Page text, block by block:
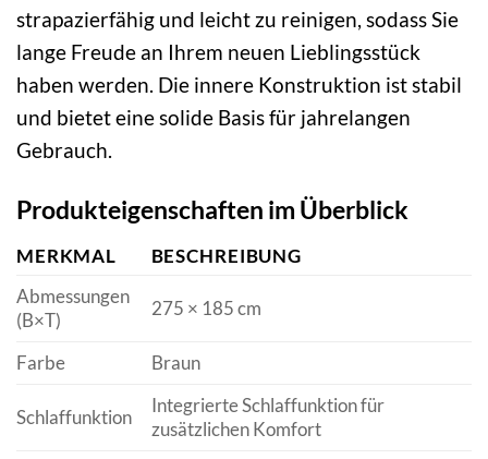
strapazierfähig und leicht zu reinigen, sodass Sie
lange Freude an Ihrem neuen Lieblingsstück
haben werden. Die innere Konstruktion ist stabil
und bietet eine solide Basis für jahrelangen
Gebrauch.
Produkteigenschaften im Überblick
MERKMAL
BESCHREIBUNG
Abmessungen
(B×T)
275 × 185 cm
Farbe Braun
Schlaffunktion
Integrierte Schlaffunktion für
zusätzlichen Komfort